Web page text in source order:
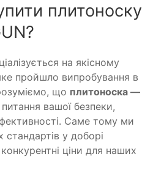
плитоноску
на якісному
пройшло випробування в
що плитоноска —
вашої безпеки,
Саме тому ми
у доборі
ціни для наших